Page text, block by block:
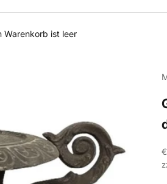
Warenkorb ist leer